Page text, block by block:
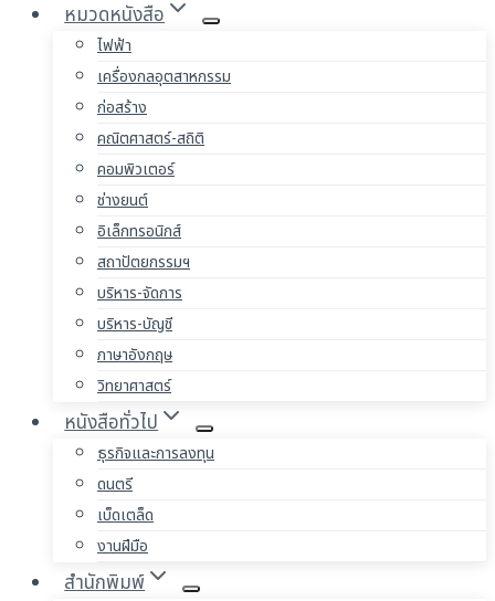
หมวดหนังสือ
ไฟฟ้า
เครื่องกลอุตสาหกรรม
ก่อสร้าง
คณิตศาสตร์-สถิติ
คอมพิวเตอร์
ช่างยนต์
อิเล็กทรอนิกส์
สถาปัตยกรรมฯ
บริหาร-จัดการ
บริหาร-บัญชี
ภาษาอังกฤษ
วิทยาศาสตร์
หนังสือทั่วไป
ธุรกิจและการลงทุน
ดนตรี
เบ็ดเตล็ด
งานฝีมือ
สำนักพิมพ์